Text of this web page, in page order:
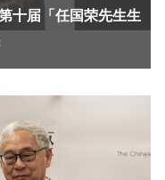
届「任国荣先生生